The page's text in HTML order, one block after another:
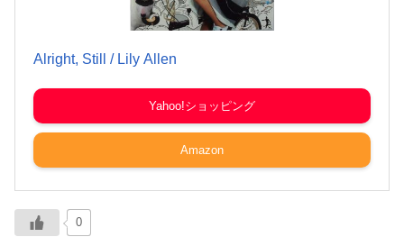
Alright, Still / Lily Allen
Yahoo!ショッピング
Amazon
0